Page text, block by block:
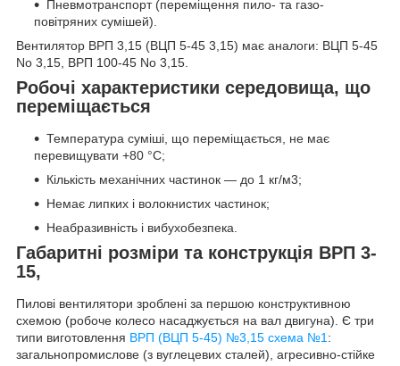
Пневмотранспорт (переміщення пило- та газо-
повітряних сумішей).
Вентилятор ВРП 3,15 (ВЦП 5-45 3,15) має аналоги: ВЦП 5-45
No 3,15, ВРП 100-45 No 3,15.
Робочі характеристики середовища, що
переміщається
Температура суміші, що переміщається, не має
перевищувати +80 °C;
Кількість механічних частинок — до 1 кг/м3;
Немає липких і волокнистих частинок;
Неабразивність і вибухобезпека.
Габаритні розміри та конструкція ВРП 3-
15,
Пилові вентилятори зроблені за першою конструктивною
схемою (робоче колесо насаджується на вал двигуна). Є три
типи виготовлення ВРП (ВЦП 5-45) №3,15 схема №1 :
загальнопромислове (з вуглецевих сталей), агресивно-стійке